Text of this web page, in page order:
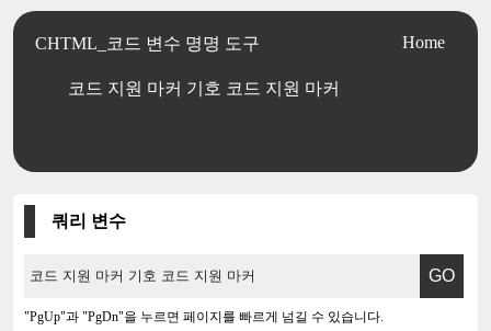
CHTML_코드 변수 명명 도구
코드 지원 마커 기호 코드 지원 마커
Home
쿼리 변수
"PgUp"과 "PgDn"을 누르면 페이지를 빠르게 넘길 수 있습니다.